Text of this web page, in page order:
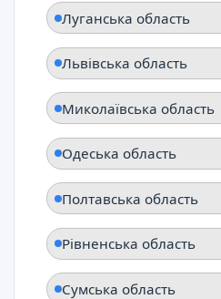
Луганська область
Львівська область
Миколаївська область
Одеська область
Полтавська область
Рівненська область
Сумська область